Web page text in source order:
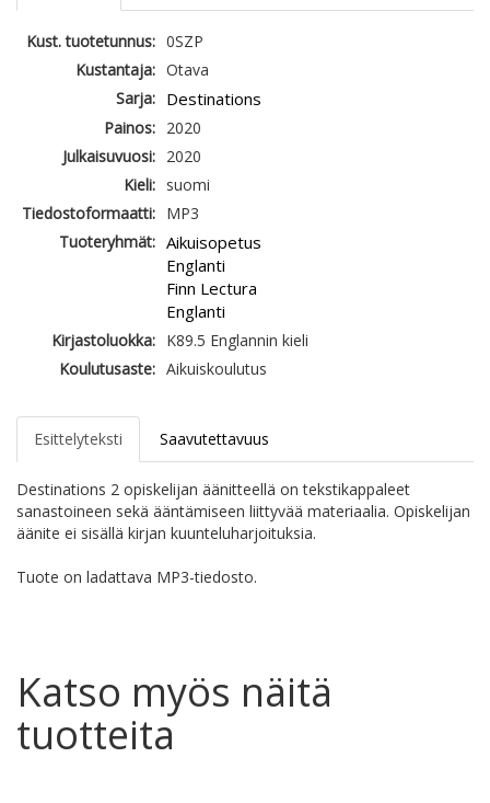
Kust. tuotetunnus: 0SZP
Kustantaja: Otava
Sarja: Destinations
Painos: 2020
Julkaisuvuosi: 2020
Kieli: suomi
Tiedostoformaatti: MP3
Tuoteryhmät: Aikuisopetus
Englanti
Finn Lectura
Englanti
Kirjastoluokka: K89.5 Englannin kieli
Koulutusaste: Aikuiskoulutus
Esittelyteksti Saavutettavuus
Destinations 2 opiskelijan äänitteellä on tekstikappaleet
sanastoineen sekä ääntämiseen liittyvää materiaalia. Opiskelijan
äänite ei sisällä kirjan kuunteluharjoituksia.
Tuote on ladattava MP3-tiedosto.
Katso myös näitä
tuotteita